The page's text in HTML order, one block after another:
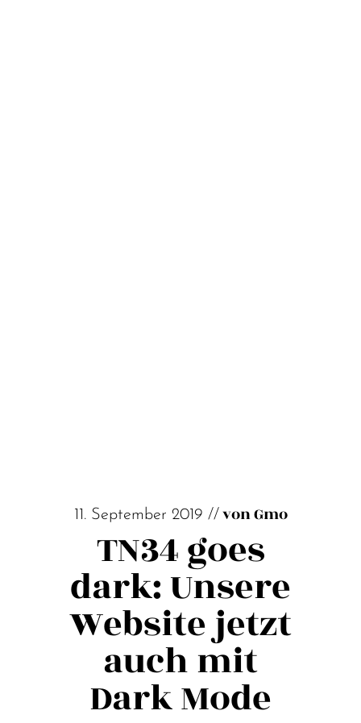
11. September 2019 //von Gmo
TN34 goes
dark: Unsere
Website jetzt
auch mit
Dark Mode